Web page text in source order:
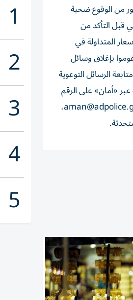
من الوقوع ضحية
قبل التأكد من
المتداولة في
بإغلاق وسائل
الرسائل التوعوية
«أمان» على الرقم
،
1
2
3
4
5